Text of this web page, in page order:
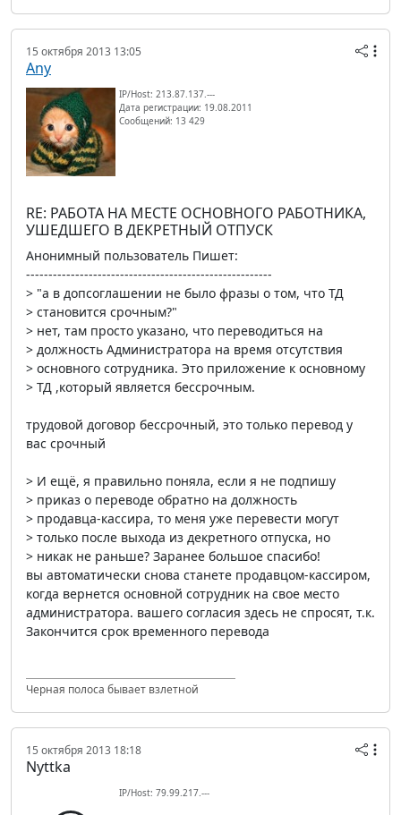
15 октября 2013 13:05
Any
IP/Host: 213.87.137.---
Дата регистрации: 19.08.2011
Сообщений: 13 429
RE: РАБОТА НА МЕСТЕ ОСНОВНОГО РАБОТНИКА,
УШЕДШЕГО В ДЕКРЕТНЫЙ ОТПУСК
Анонимный пользователь Пишет:
-------------------------------------------------------
> "а в допсоглашении не было фразы о том, что ТД
> становится срочным?"
> нет, там просто указано, что переводиться на
> должность Администратора на время отсутствия
> основного сотрудника. Это приложение к основному
> ТД ,который является бессрочным.
трудовой договор бессрочный, это только перевод у
вас срочный
> И ещё, я правильно поняла, если я не подпишу
> приказ о переводе обратно на должность
> продавца-кассира, то меня уже перевести могут
> только после выхода из декретного отпуска, но
> никак не раньше? Заранее большое спасибо!
вы автоматически снова станете продавцом-кассиром,
когда вернется основной сотрудник на свое место
администратора. вашего согласия здесь не спросят, т.к.
Закончится срок временного перевода
Черная полоса бывает взлетной
15 октября 2013 18:18
Nyttka
IP/Host: 79.99.217.---